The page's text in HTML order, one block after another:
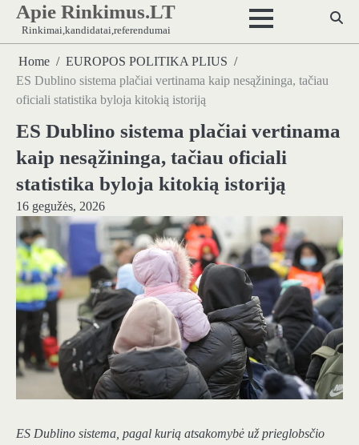
Skip
content
Apie Rinkimus.LT
Rinkimai,kandidatai,referendumai
Home
EUROPOS POLITIKA PLIUS
ES Dublino sistema plačiai vertinama kaip nesąžininga, tačiau
oficiali statistika byloja kitokią istoriją
ES Dublino sistema plačiai vertinama
kaip nesąžininga, tačiau oficiali
statistika byloja kitokią istoriją
16 gegužės, 2026
ES Dublino sistema, pagal kurią atsakomybė už prieglobsčio